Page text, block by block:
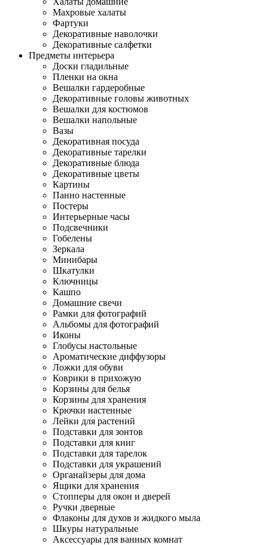
Махровые халаты
Фартуки
Декоративные наволочки
Декоративные салфетки
Предметы интерьера
Доски гладильные
Пленки на окна
Вешалки гардеробные
Декоративные головы животных
Вешалки для костюмов
Вешалки напольные
Вазы
Декоративная посуда
Декоративные тарелки
Декоративные блюда
Декоративные цветы
Картины
Панно настенные
Постеры
Интерьерные часы
Подсвечники
Гобелены
Зеркала
Минибары
Шкатулки
Ключницы
Кашпо
Домашние свечи
Рамки для фотографий
Альбомы для фотографий
Иконы
Глобусы настольные
Ароматические диффузоры
Ложки для обуви
Коврики в прихожую
Корзины для белья
Корзины для хранения
Крючки настенные
Лейки для растений
Подставки для зонтов
Подставки для книг
Подставки для тарелок
Подставки для украшений
Органайзеры для дома
Ящики для хранения
Стопперы для окон и дверей
Ручки дверные
Флаконы для духов и жидкого мыла
Шкуры натуральные
Аксессуары для ванных комнат